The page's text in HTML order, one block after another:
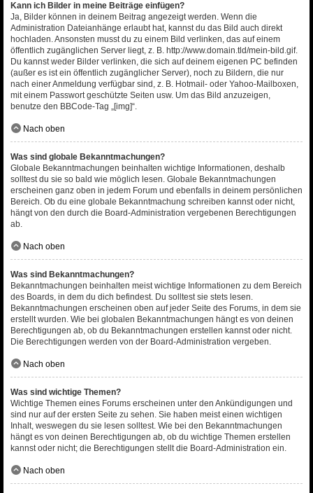
Kann ich Bilder in meine Beiträge einfügen?
Ja, Bilder können in deinem Beitrag angezeigt werden. Wenn die
Administration Dateianhänge erlaubt hat, kannst du das Bild auch direkt
hochladen. Ansonsten musst du zu einem Bild verlinken, das auf einem
öffentlich zugänglichen Server liegt, z. B. http://www.domain.tld/mein-bild.gif.
Du kannst weder Bilder verlinken, die sich auf deinem eigenen PC befinden
(außer es ist ein öffentlich zugänglicher Server), noch zu Bildern, die nur
nach einer Anmeldung verfügbar sind, z. B. Hotmail- oder Yahoo-Mailboxen,
mit einem Passwort geschützte Seiten usw. Um das Bild anzuzeigen,
benutze den BBCode-Tag „[img]“.
Nach oben
Was sind globale Bekanntmachungen?
Globale Bekanntmachungen beinhalten wichtige Informationen, deshalb
solltest du sie so bald wie möglich lesen. Globale Bekanntmachungen
erscheinen ganz oben in jedem Forum und ebenfalls in deinem persönlichen
Bereich. Ob du eine globale Bekanntmachung schreiben kannst oder nicht,
hängt von den durch die Board-Administration vergebenen Berechtigungen
ab.
Nach oben
Was sind Bekanntmachungen?
Bekanntmachungen beinhalten meist wichtige Informationen zu dem Bereich
des Boards, in dem du dich befindest. Du solltest sie stets lesen.
Bekanntmachungen erscheinen oben auf jeder Seite des Forums, in dem sie
erstellt wurden. Wie bei globalen Bekanntmachungen hängt es von deinen
Berechtigungen ab, ob du Bekanntmachungen erstellen kannst oder nicht.
Die Berechtigungen werden von der Board-Administration vergeben.
Nach oben
Was sind wichtige Themen?
Wichtige Themen eines Forums erscheinen unter den Ankündigungen und
sind nur auf der ersten Seite zu sehen. Sie haben meist einen wichtigen
Inhalt, weswegen du sie lesen solltest. Wie bei den Bekanntmachungen
hängt es von deinen Berechtigungen ab, ob du wichtige Themen erstellen
kannst oder nicht; die Berechtigungen stellt die Board-Administration ein.
Nach oben